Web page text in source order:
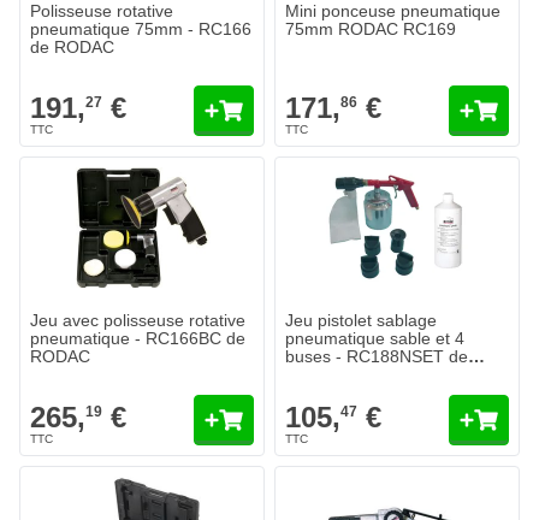
Polisseuse rotative
pneumatique 75mm - RC166
de RODAC
191,27 €
Mini ponceuse pneumatique
75mm RODAC RC169
171,86 €
Jeu avec polisseuse rotative
pneumatique - RC166BC de
RODAC
265,19 €
Jeu pistolet sablage
pneumatique sable et 4
buses - RC188NSET de
105,47 €